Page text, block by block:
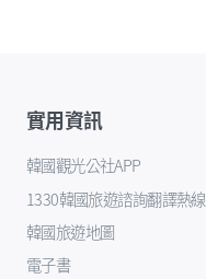
實用資訊
韓國觀光公社APP
1330韓國旅遊諮詢翻譯熱線
韓國旅遊地圖
電子書